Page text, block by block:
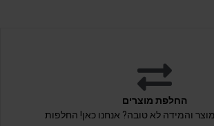
החלפת מוצרים
והמידה לא טובה? אנחנו כאן! החלפות